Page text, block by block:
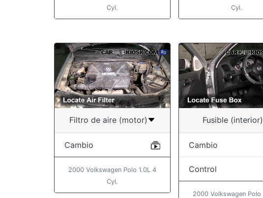
Cyl.
Cyl.
Filtro de aire (motor)
Cambio
2000 Volkswagen Polo 1.0L 4
Cyl.
Fusible (interior)
Cambio
Control
2000 Volkswagen Polo